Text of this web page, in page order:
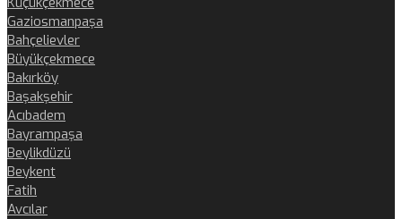
Gaziosmanpaşa
Bahçelievler
Büyükçekmece
Bakırköy
Başakşehir
Acıbadem
Bayrampaşa
Beylikdüzü
Beykent
Fatih
Avcılar